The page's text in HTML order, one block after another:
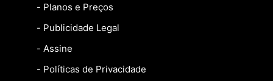
- Planos e Preços
- Publicidade Legal
- Assine
- Políticas de Privacidade